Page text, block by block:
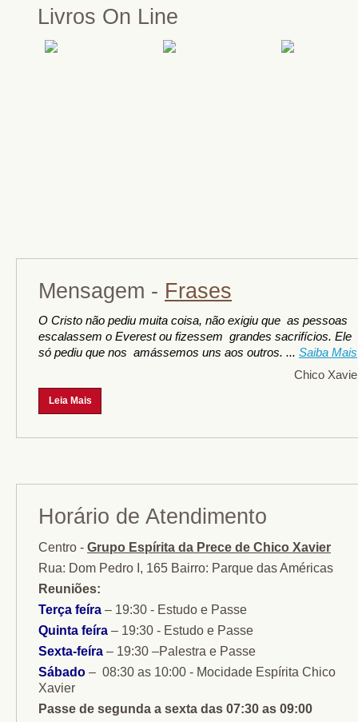
Livros On Line
Mensagem - Frases
O Cristo não pediu muita coisa, não exigiu que as pessoas
escalassem o Everest ou fizessem grandes sacrifícios. Ele
só pediu que nos amássemos uns aos outros. ... Saiba Mais
Chico
Leia Mais
Horário de Atendimento
Centro - Grupo Espírita da Prece de Chico Xavier
Rua: Dom Pedro I, 165 Bairro: Parque das Américas
Reuniões:
Terça feíra – 19:30 - Estudo e Passe
Quinta feíra – 19:30 - Estudo e Passe
Sexta-feíra – 19:30 –Palestra e Passe
Sábado – 08:30 as 10:00 - Mocidade Espírita Chico
Xavier
Passe de segunda a sexta das 07:30 as 09:00